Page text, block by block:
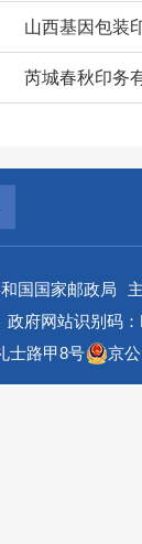
山西基因包装
芮城春秋印务
国国家邮政局
政府网站识别码
士路甲8号
京